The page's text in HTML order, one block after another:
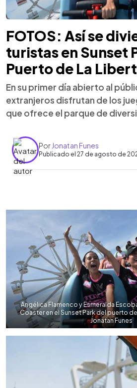
FOTOS: Así se
turistas en Sunset
Puerto de La
En su primer día abierto al
extranjeros disfrutan de los
que ofrece el parque de
Por Jonatan Funes
Publicado el 27 de agosto de
►
Angélica Flamenco y Esmeralda
Coaster en el Sunset Park del puerto
Jonatan Funes